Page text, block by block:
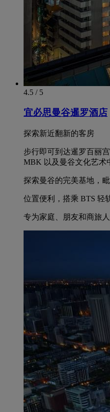
4.5 / 5
宜必思曼谷暹罗酒店
探索新近翻新的客房
步行即可到达暹罗百丽
MBK 以及曼谷文化艺术
探索曼谷的完美基地，
位置便利，搭乘 BTS 轻
专为家庭、朋友和商旅